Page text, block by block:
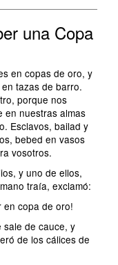
una Copa
en copas de oro, y
tazas de barro.
porque nos
en nuestras almas
Esclavos, bailad y
bebed en vasos
vosotros.
y uno de ellos,
traía, exclamó:
copa de oro!
sale de cauce, y
de los cálices de